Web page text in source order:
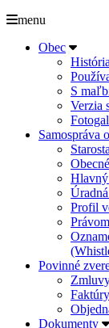
menu
Obec
S
Verzia
Samospráva
Profil
Povinné
Faktúry
Dokumenty